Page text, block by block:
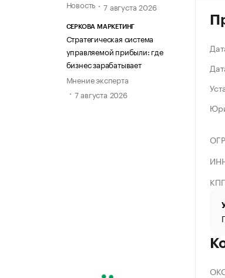
Новость
7 августа 2026
СЕРКОВА МАРКЕТИНГ
Стратегическая система
управляемой прибыли: где
бизнес зарабатывает
Мнение эксперта
7 августа 2026